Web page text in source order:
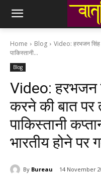
Home Blog
Video: हरभजन सिंह
पाकिस्तानी...
Blog
Video: हरभजन
करने की बात पर
पाकिस्तानी
भारतीय होने पर
By Bureau 14 November